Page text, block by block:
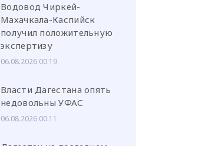
Водовод Чиркей-
Махачкала-Каспийск
получил положительную
экспертизу
06.08.2026 00:19
Власти Дагестана опять
недовольны УФАС
06.08.2026 00:11